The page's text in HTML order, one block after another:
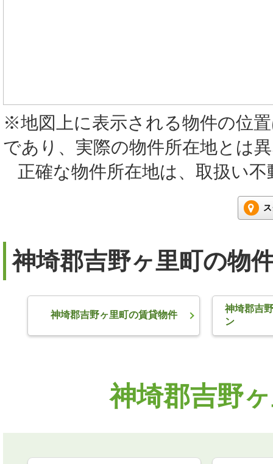
※地図上に表示される物件の位
であり、実際の物件所在地とは
正確な物件所在地は、取扱い
神埼郡吉野ヶ里町の物
神埼郡吉野ヶ里町の賃貸物件
神埼郡吉
ン
神埼郡吉野